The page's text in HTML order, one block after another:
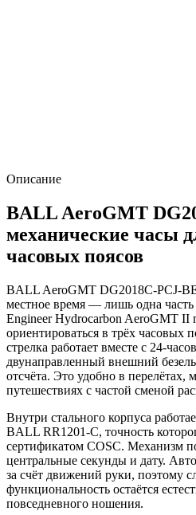
Описание
BALL AeroGMT
механические часы
часовых поясов
BALL AeroGMT DG2018C-PCJ-BE
местное время — лишь одна
Engineer Hydrocarbon AeroGMT II
ориентироваться в трёх часовых
стрелка работает вместе с 24-
двунаправленный внешний
отсчёта. Это удобно в перелётах,
путешествиях с частой сменой
Внутри стального корпуса
BALL RR1201-C, точность
сертификатом COSC. Механизм
центральные секунды и дату.
за счёт движений руки, поэтому
функциональность остаётся
повседневного ношения.